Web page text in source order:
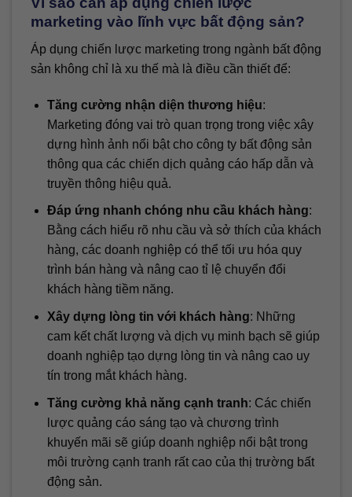
marketing vào lĩnh vực bất động sản?
Áp dụng chiến lược marketing trong ngành bất động
sản không chỉ là xu thế mà là điều cần thiết để:
Tăng cường nhận diện thương hiệu:
Marketing đóng vai trò quan trọng trong việc xây
dựng hình ảnh nổi bật cho công ty bất động sản
thông qua các chiến dịch quảng cáo hấp dẫn và
truyền thông hiệu quả.
Đáp ứng nhanh chóng nhu cầu khách hàng:
Bằng cách hiểu rõ nhu cầu và sở thích của khách
hàng, các doanh nghiệp có thể tối ưu hóa quy
trình bán hàng và nâng cao tỉ lệ chuyển đổi
khách hàng tiềm năng.
Xây dựng lòng tin với khách hàng: Những
cam kết chất lượng và dịch vụ minh bạch sẽ giúp
doanh nghiệp tạo dựng lòng tin và nâng cao uy
tín trong mắt khách hàng.
Tăng cường khả năng cạnh tranh: Các chiến
lược quảng cáo sáng tạo và chương trình
khuyến mãi sẽ giúp doanh nghiệp nổi bật trong
môi trường cạnh tranh rất cao của thị trường bất
động sản.